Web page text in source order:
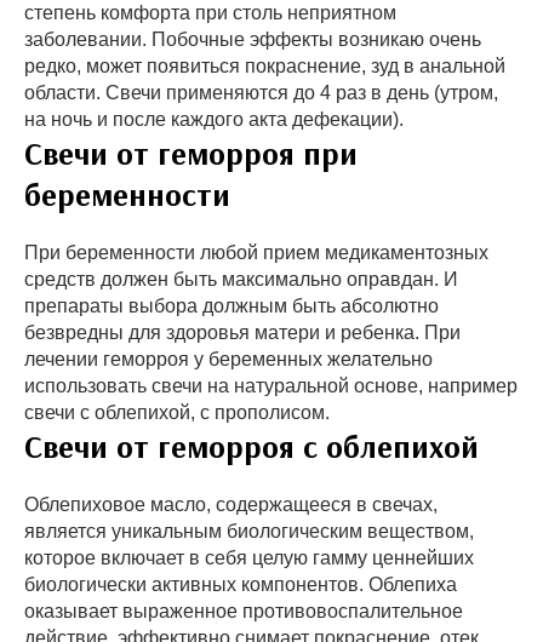
степень комфорта при столь неприятном
заболевании. Побочные эффекты возникаю очень
редко, может появиться покраснение, зуд в анальной
области. Свечи применяются до 4 раз в день (утром,
на ночь и после каждого акта дефекации).
Свечи от геморроя при
беременности
При беременности любой прием медикаментозных
средств должен быть максимально оправдан. И
препараты выбора должным быть абсолютно
безвредны для здоровья матери и ребенка. При
лечении геморроя у беременных желательно
использовать свечи на натуральной основе, например
свечи с облепихой, с прополисом.
Свечи от геморроя с облепихой
Облепиховое масло, содержащееся в свечах,
является уникальным биологическим веществом,
которое включает в себя целую гамму ценнейших
биологически активных компонентов. Облепиха
оказывает выраженное противовоспалительное
действие, эффективно снимает покраснение, отек,